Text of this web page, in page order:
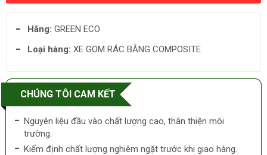
Hãng: GREEN ECO
Loại hàng: XE GOM RÁC BẰNG COMPOSITE
CHÚNG TÔI CAM KẾT
Nguyên liệu đầu vào chất lượng cao, thân thiện môi
trường.
Kiểm định chất lượng nghiêm ngặt trước khi giao hàng.